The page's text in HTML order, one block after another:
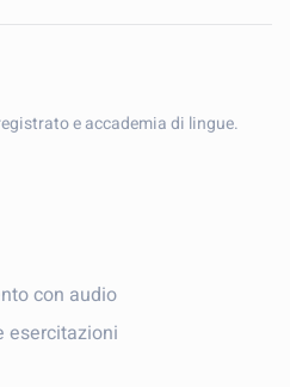
e accademia di lingue.
con audio
esercitazioni